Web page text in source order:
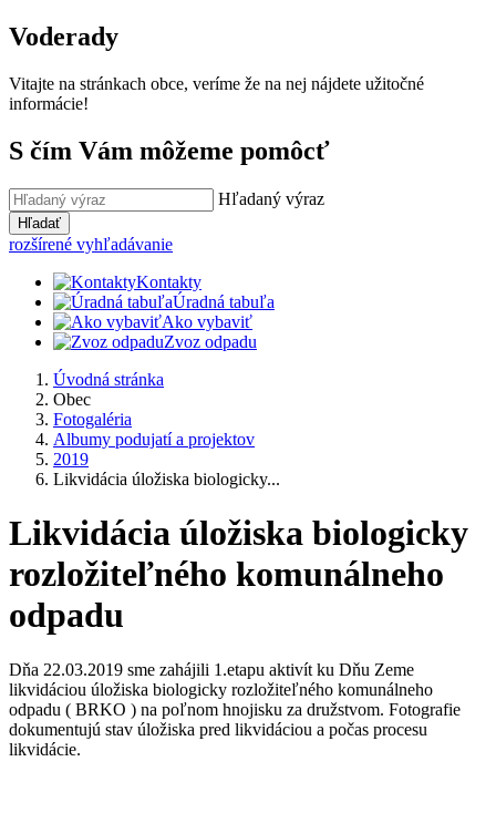
Voderady
Vitajte na stránkach obce, veríme že na nej nájdete užitočné
informácie!
S čím Vám môžeme pomôcť
Hľadaný výraz
Hľadať
rozšírené vyhľadávanie
Kontakty
Úradná tabuľa
Ako vybaviť
Zvoz odpadu
Úvodná stránka
Obec
Fotogaléria
Albumy podujatí a projektov
2019
Likvidácia úložiska biologicky...
Likvidácia úložiska biologicky
rozložiteľného komunálneho
odpadu
Dňa 22.03.2019 sme zahájili 1.etapu aktivít ku Dňu Zeme
likvidáciou úložiska biologicky rozložiteľného komunálneho
odpadu ( BRKO ) na poľnom hnojisku za družstvom. Fotografie
dokumentujú stav úložiska pred likvidáciou a počas procesu
likvidácie.